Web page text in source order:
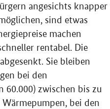
angesichts knapper
sind etwas
machen
rentabel. Die
Sie bleiben
bei den
60.000) zwischen bis zu
bei den